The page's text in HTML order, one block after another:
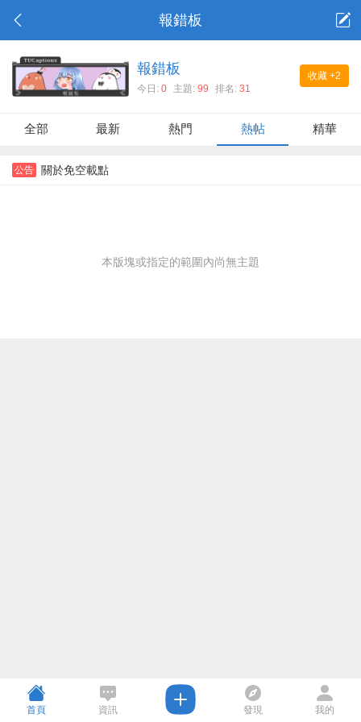
報錯板
收藏 +2
報錯板
今日:0 主題:99 排名:31
全部 最新 熱門 熱帖 精華
公告 關於免空載點
本版塊或指定的範圍內尚無主題
首頁 資訊 發現 我的